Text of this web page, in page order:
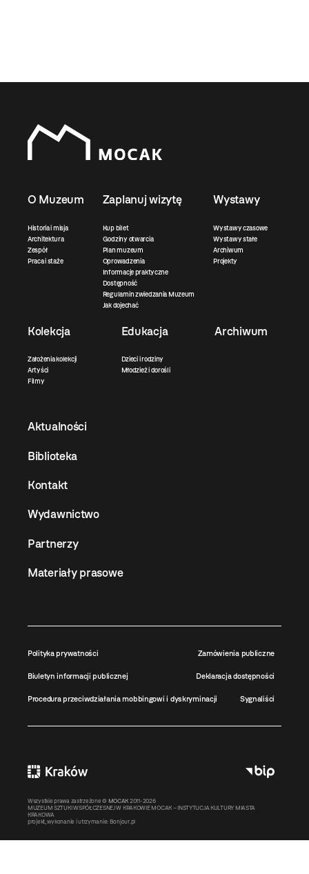
O Muzeum
Historia i misja
Architektura
Zespół
Praca i staże
Zaplanuj wizytę
Kup bilet
Godziny otwarcia
Plan muzeum
Oprowadzenia
Informacje praktyczne
Dostępność
Regulamin zwiedzania Muzeum
Jak dojechać
Wystawy
Wystawy czasowe
Wystawy stałe
Archiwum
Projekty
Kolekcja
Założenia kolekcji
Artyści
Filmy
Edukacja
Dzieci i rodziny
Młodzież i dorośli
Archiwum
Aktualności
Biblioteka
Kontakt
Wydawnictwo
Partnerzy
Materiały prasowe
Polityka prywatności Zamówienia publiczne
Biuletyn informacji publicznej Deklaracja dostępności
Procedura przeciwdziałania mobbingowi i dyskryminacji Sygnaliści
Wszystkie prawa zastrzeżone © MOCAK 2011-2026
MUZEUM SZTUKI WSPÓŁCZESNEJ W KRAKOWIE MOCAK – INSTYTUCJA KULTURY MIASTA
KRAKOWA
projekt, wykonanie i utrzymanie: Bonjour.pl